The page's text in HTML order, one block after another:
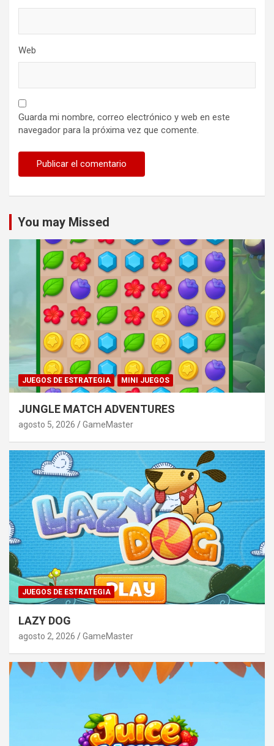
Web
Guarda mi nombre, correo electrónico y web en este
navegador para la próxima vez que comente.
You may Missed
JUEGOS DE ESTRATEGIA MINI JUEGOS
JUNGLE MATCH ADVENTURES
agosto 5, 2026 GameMaster
JUEGOS DE ESTRATEGIA
LAZY DOG
agosto 2, 2026 GameMaster